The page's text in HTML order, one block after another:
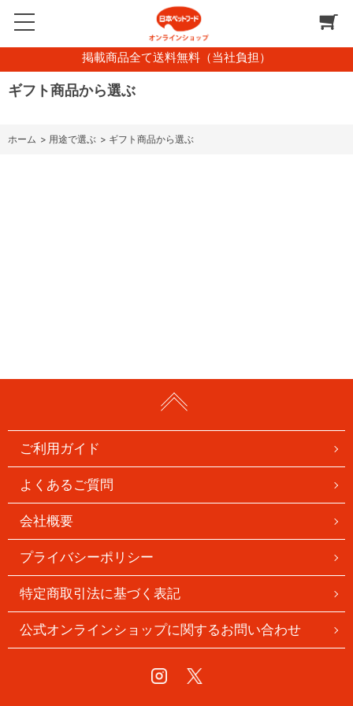
掲載商品全て送料無料（当社負担）
ギフト商品から選ぶ
ホーム > 用途で選ぶ > ギフト商品から選ぶ
ご利用ガイド
よくあるご質問
会社概要
プライバシーポリシー
特定商取引法に基づく表記
公式オンラインショップに関するお問い合わせ
Instagram